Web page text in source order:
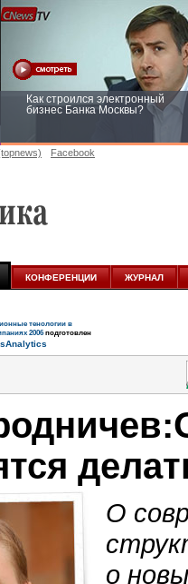
Как строился электронный
бизнес Банка Москвы?
Facebook
КОНФЕРЕНЦИИ ЖУРНАЛ
тенологии в
2006подготовлен
О
о